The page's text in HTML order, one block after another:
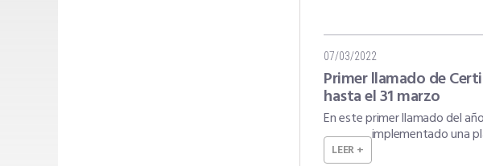
07/03/2022
Primer llamado de
hasta el 31 marzo
En este primer llamado del
implementado una
LEER +